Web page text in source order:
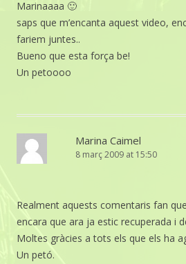
Marinaaaa 🙂
saps que m’encanta aquest video,
fariem juntes..
Bueno que esta força be!
Un petoooo
Marina Caimel
8 març 2009 at 15:50
Realment aquests comentaris fan
encara que ara ja estic recuperada i
Moltes gràcies a tots els que els ha
Un petó.